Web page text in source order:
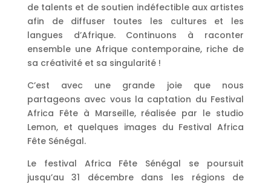
de talents et de soutien indéfectible aux artistes
afin de diffuser toutes les cultures et les
langues d’Afrique. Continuons à raconter
ensemble une Afrique contemporaine, riche de
sa créativité et sa singularité !
C’est avec une grande joie que nous
partageons avec vous la captation du Festival
Africa Fête à Marseille, réalisée par le studio
Lemon, et quelques images du Festival Africa
Fête Sénégal.
Le festival Africa Fête Sénégal se poursuit
jusqu’au 31 décembre dans les régions de